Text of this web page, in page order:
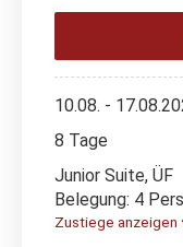
10.08. -
8 Tage
Junior Suite, ÜF
Belegung: 4
Zustiege anzeigen